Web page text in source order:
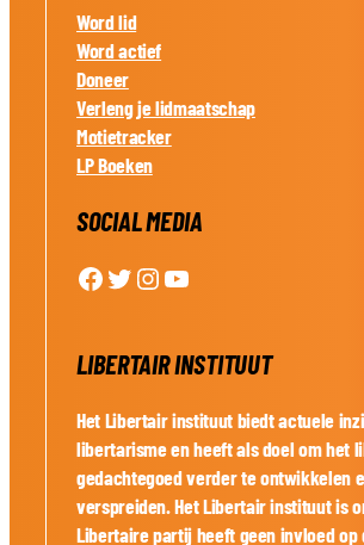
Word lid
Word actief
Doneer
Verleng je lidmaatschap
Motietracker
LP Boeken
SOCIAL MEDIA
Facebook Twitter Instagram YouTube
LIBERTAIR INSTITUUT
Het Libertair instituut biedt actuele
libertarisme en heeft als doel om het
gedachtegoed verder te ontwikkelen
verspreiden. Het Libertair instituut is
Libertaire partij heeft geen invloed op